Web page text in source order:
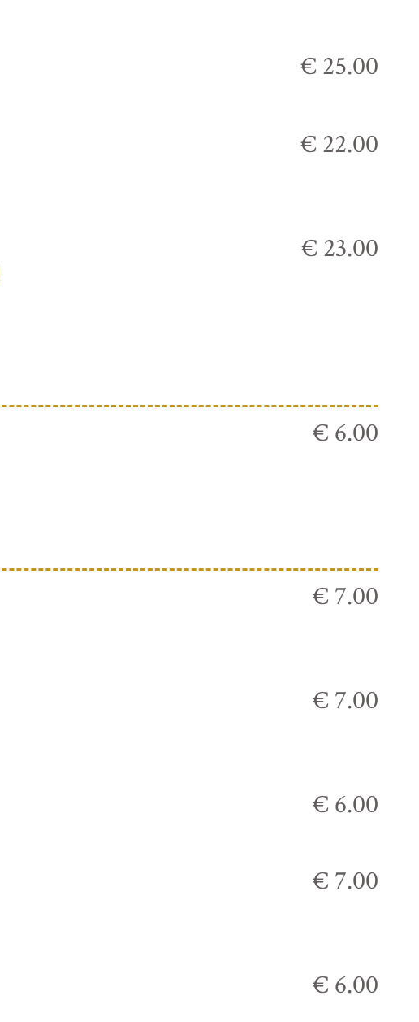
€ 25.00
€ 22.00
€ 23.00
€ 6.00
€ 7.00
€ 7.00
€ 6.00
€ 7.00
€ 6.00